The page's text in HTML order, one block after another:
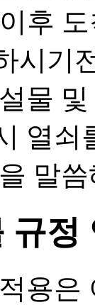
후
시기
물
열쇠
말
규정
용은